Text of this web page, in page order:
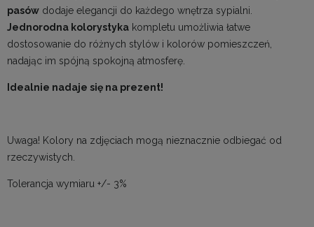
pasów dodaje elegancji do każdego wnętrza sypialni.
Jednorodna kolorystyka kompletu umożliwia łatwe
dostosowanie do różnych stylów i kolorów pomieszczeń,
nadając im spójną spokojną atmosferę.
Idealnie nadaje się na prezent!
Uwaga! Kolory na zdjęciach mogą nieznacznie odbiegać od
rzeczywistych.
Tolerancja wymiaru +/- 3%